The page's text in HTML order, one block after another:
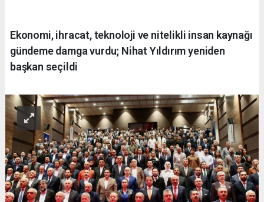
Ekonomi, ihracat, teknoloji ve nitelikli insan kaynağı
gündeme damga vurdu; Nihat Yıldırım yeniden
başkan seçildi